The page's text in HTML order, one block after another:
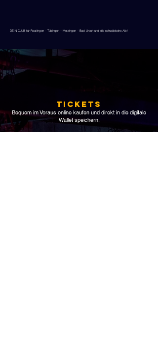
DEIN CLUB für Reutlingen – Tübingen – Metzingen – Bad Urach und die schwäbische Alb!
Tickets
Bequem im Voraus online kaufen und direkt in die digitale
Wallet speichern.